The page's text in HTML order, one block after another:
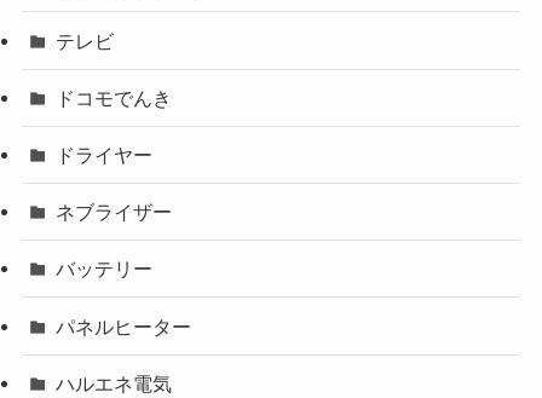
テレビ
ドコモでんき
ドライヤー
ネブライザー
バッテリー
パネルヒーター
ハルエネ電気